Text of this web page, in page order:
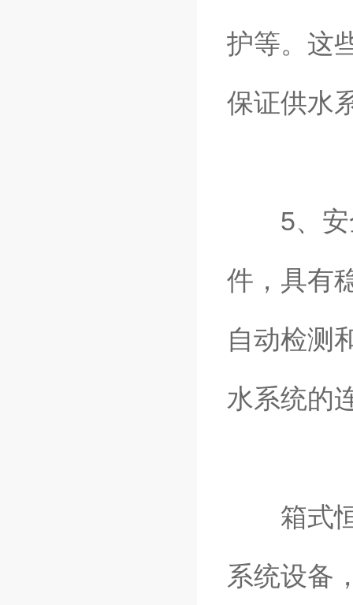
护等。这
保证供水
5、安全
件，具有
自动检测
水系统的
箱式恒
系统设备